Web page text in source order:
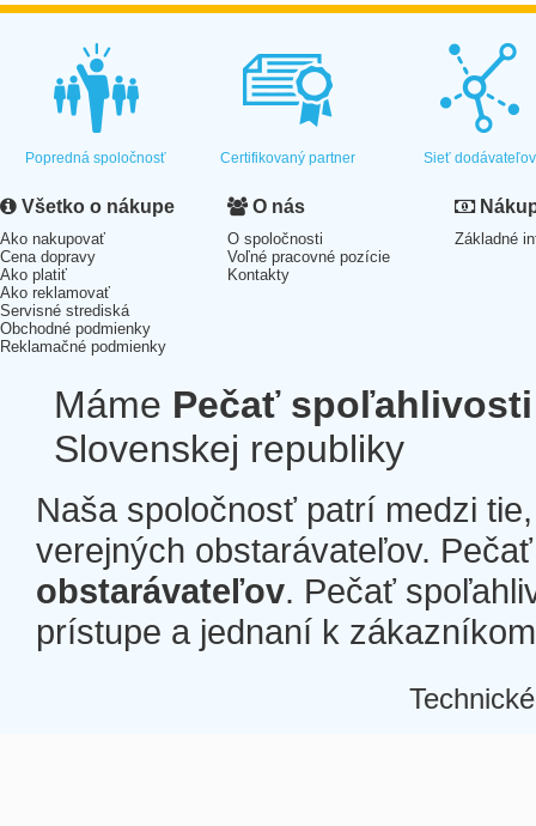
Popredná spoločnosť Certifikovaný partner Sieť dodávateľov
Všetko o nákupe
Ako nakupovať
Cena dopravy
Ako platiť
Ako reklamovať
Servisné strediská
Obchodné podmienky
Reklamačné podmienky
O nás
O spoločnosti
Voľné pracovné pozície
Kontakty
Základné
Máme Pečať spoľahlivosti
Slovenskej republiky
Naša spoločnosť patrí medzi
verejných obstarávateľov.
obstarávateľov. Pečať
prístupe a jednaní k